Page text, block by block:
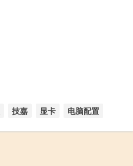
技嘉 显卡 电脑配置